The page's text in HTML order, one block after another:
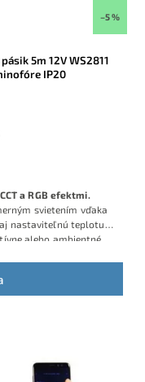
–5 %
5m 12V WS2811
IP20
a RGB efektmi.
svietením vďaka
aj nastaviteľnú teplotu
alebo ambientné
dĺžka 5 m.